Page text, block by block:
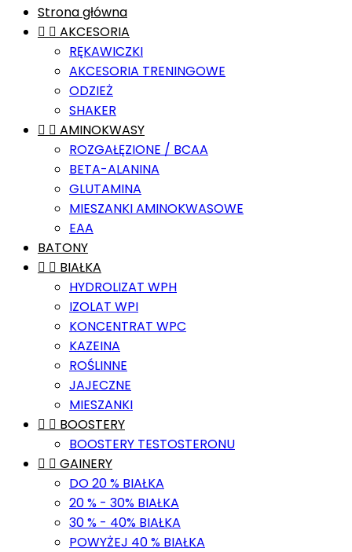
Strona główna
  AKCESORIA
RĘKAWICZKI
AKCESORIA TRENINGOWE
ODZIEŻ
SHAKER
  AMINOKWASY
ROZGAŁĘZIONE / BCAA
BETA-ALANINA
GLUTAMINA
MIESZANKI AMINOKWASOWE
EAA
BATONY
  BIAŁKA
HYDROLIZAT WPH
IZOLAT WPI
KONCENTRAT WPC
KAZEINA
ROŚLINNE
JAJECZNE
MIESZANKI
  BOOSTERY
BOOSTERY TESTOSTERONU
  GAINERY
DO 20 % BIAŁKA
20 % - 30% BIAŁKA
30 % - 40% BIAŁKA
POWYŻEJ 40 % BIAŁKA